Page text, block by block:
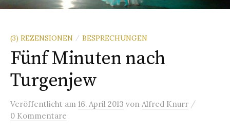
(3) REZENSIONEN / BESPRECHUNGEN
Fünf Minuten nach
Turgenjew
Veröffentlicht am 16. April 2013 von Alfred Knurr /
0 Kommentare